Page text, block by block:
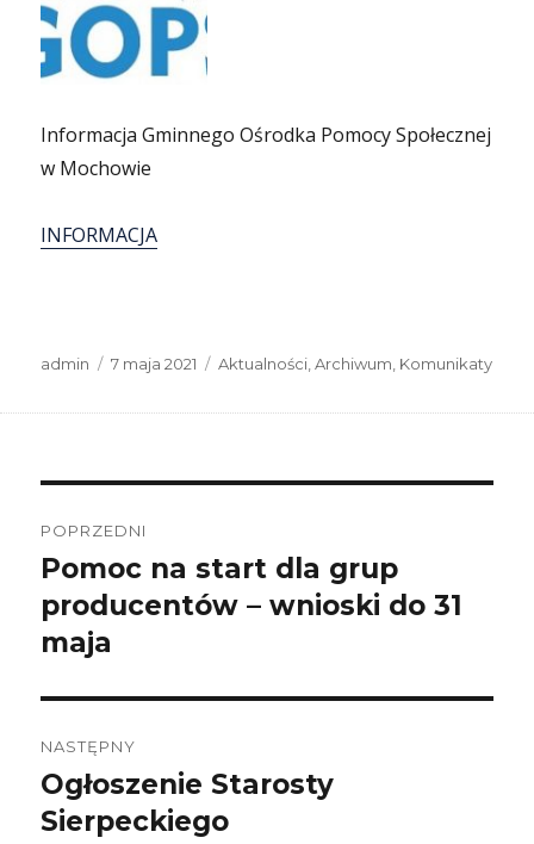
Informacja Gminnego Ośrodka Pomocy Społecznej
w Mochowie
INFORMACJA
Autor
admin
Data
7 maja 2021 Kategorie
Aktualności ,Archiwum Komunikaty
wpisu
POPRZEDNI
Poprzedni
wpis:
Pomoc na start dla grup
producentów – wnioski do 31
maja
NASTĘPNY
Następny
wpis:
Ogłoszenie Starosty
Sierpeckiego